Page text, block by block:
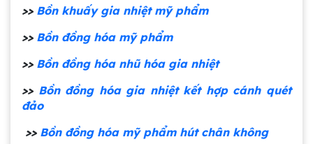
>> Bồn khuấy gia nhiệt mỹ phẩm
>> Bồn đồng hóa mỹ phẩm
>> Bồn đồng hóa nhũ hóa gia nhiệt
>> Bồn đồng hóa gia nhiệt kết hợp cánh quét
đảo
>> Bồn đồng hóa mỹ phẩm hút chân không